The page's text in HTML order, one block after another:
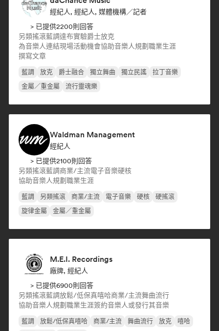
經紀人, 經紀人, 媒體機構／記者
> 已提供2200則回答
另類搖滾藍調達布實驗爵士放克
為音樂人連結現場活動機會協助音樂人規劃職業生涯
撰寫文章
藍調 放克 爵士融合 獨立舞曲 獨立民謠
拉丁音樂
金屬／重金屬
流行靈魂樂
Waldman Management
經紀人
> 已提供2100則回答
另類搖滾藍調商業/主流電子音樂硬核
協助音樂人規劃職業生涯
藍調 另類搖滾 商業/主流 電子音樂 硬核
硬搖滾
旋律金屬
金屬／重金屬
M.E.I. Recordings
廠牌, 經紀人
> 已提供6900則回答
另類搖滾藍調放鬆/低保真嘻哈商業/主流舞曲流行
協助音樂人規劃職業生涯簽約音樂人或發行其音樂
藍調 放鬆/低保真嘻哈 商業/主流 舞曲流行 放克
嘻哈